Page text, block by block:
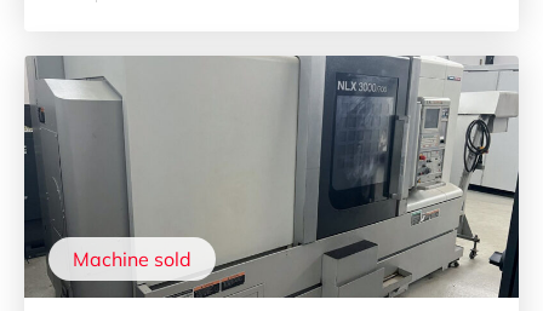
Machine sold